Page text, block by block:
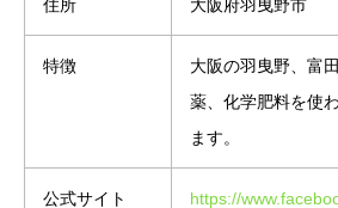
住所 大阪府羽曳野市
大阪の羽曳野、富
薬、化学肥料を使
ます。